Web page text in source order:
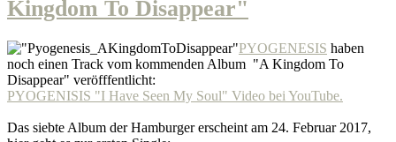
Kingdom To Disappear"
PYOGENESIS haben
noch einen Track vom kommenden Album "A Kingdom To
Disappear" veröfffentlicht:
PYOGENISIS "I Have Seen My Soul" Video bei YouTube.
Das siebte Album der Hamburger erscheint am 24. Februar 2017,